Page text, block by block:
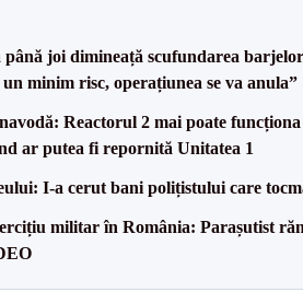
până joi dimineață scufundarea
minim risc, operațiunea se va anula”
Reactorul 2 mai poate
ar putea fi repornită Unitatea 1
I-a cerut bani polițistului care
militar în România: Parașutist